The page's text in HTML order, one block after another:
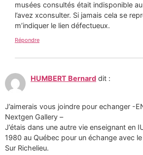
musées consultés était indisponible
l’avez xconsulter. Si jamais cela se
m’indiquer le lien défectueux.
Répondre
HUMBERT Bernard dit :
J’aimerais vous joindre pour echanger -
Nextgen Gallery –
J’étais dans une autre vie enseignant en
1980 au Québec pour un échange avec
Sur Richelieu.